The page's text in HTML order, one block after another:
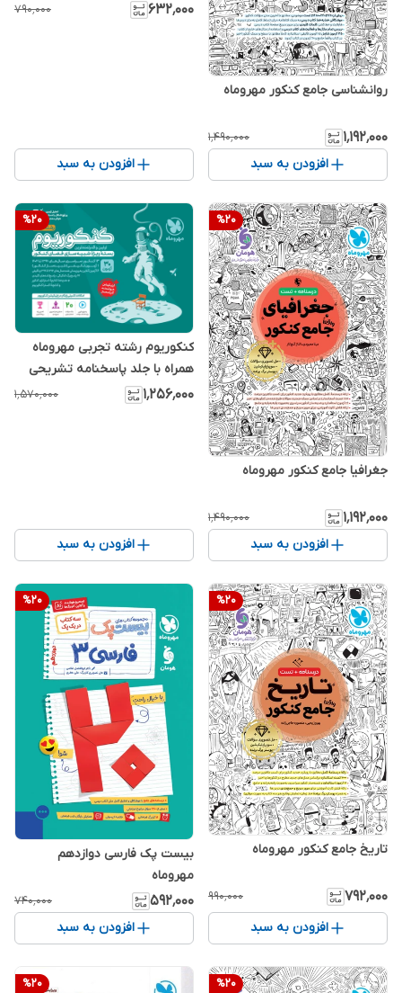
روانشناسی جامع کنکور مهروماه
۱٬۱۹۲٬۰۰۰ ۱٬۴۹۰٬۰۰۰
افزودن به سبد
۶۳۲٬۰۰۰ ۷۹۰٬۰۰۰
افزودن به سبد
%20
جغرافیا جامع کنکور مهروماه
۱٬۱۹۲٬۰۰۰ ۱٬۴۹۰٬۰۰۰
افزودن به سبد
%20
کنکوریوم رشته تجربی مهروماه
همراه با جلد پاسخنامه تشریحی
۱٬۲۵۶٬۰۰۰ ۱٬۵۷۰٬۰۰۰
افزودن به سبد
%20
تاریخ جامع کنکور مهروماه
۷۹۲٬۰۰۰ ۹۹۰٬۰۰۰
افزودن به سبد
%20
بیست پک فارسی دوازدهم
مهروماه
۵۹۲٬۰۰۰ ۷۴۰٬۰۰۰
افزودن به سبد
%20
%20